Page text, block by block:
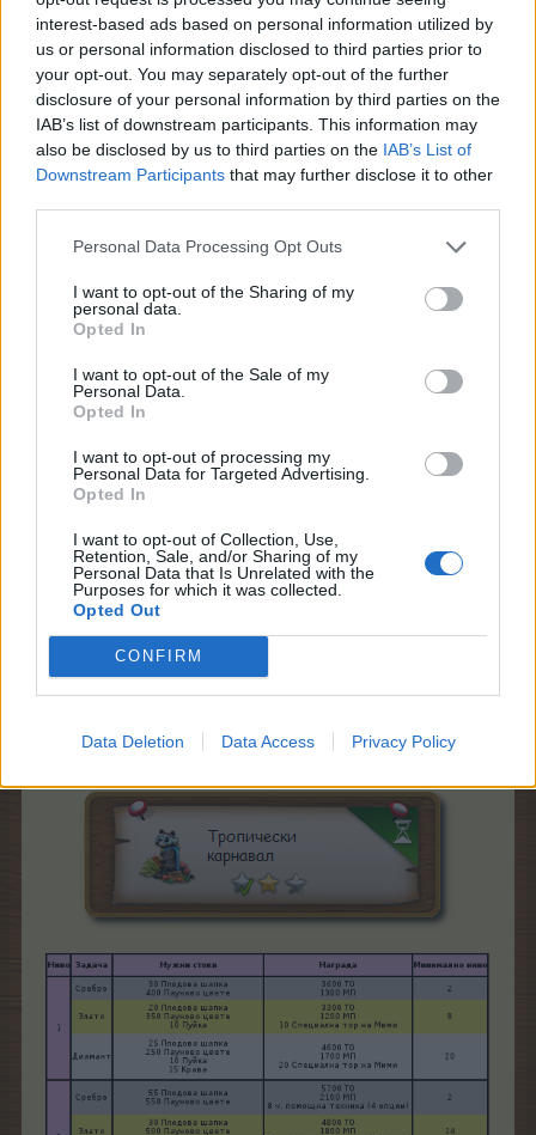
interest-based ads based on personal information utilized by
us or personal information disclosed to third parties prior to
your opt-out. You may separately opt-out of the further
disclosure of your personal information by third parties on the
IAB’s list of downstream participants. This information may
also be disclosed by us to third parties on the IAB’s List of
Downstream Participants that may further disclose it to other
Personal Data Processing Opt Outs
I want to opt-out of the Sharing of my
personal data.
Opted In
I want to opt-out of the Sale of my
Personal Data.
Opted In
I want to opt-out of processing my
Personal Data for Targeted Advertising.
Opted In
I want to opt-out of Collection, Use,
Retention, Sale, and/or Sharing of my
Personal Data that Is Unrelated with the
Purposes for which it was collected.
Opted Out
CONFIRM
Data Deletion Data Access Privacy Policy
цвете
шапки
на Мими​
Цена:
550
1
Могат да бъдат закупени многократно!
20.2.15
Каспаретка
Board Administrator
задачите: